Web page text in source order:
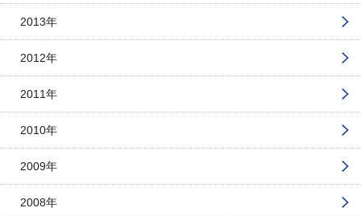
2013年
2012年
2011年
2010年
2009年
2008年